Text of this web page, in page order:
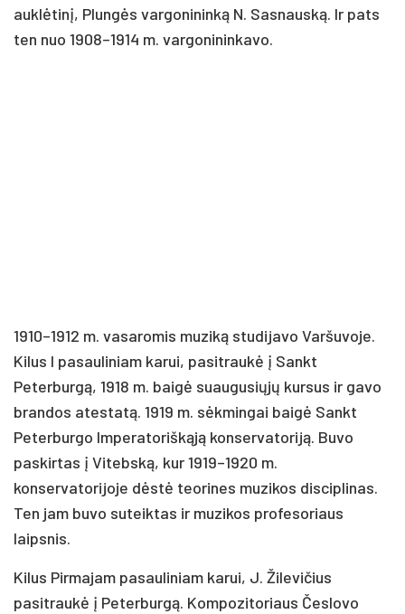
auklėtinį, Plungės vargonininką N. Sasnauską. Ir pats
ten nuo 1908–1914 m. vargonininkavo.
1910–1912 m. vasaromis muziką studijavo Varšuvoje.
Kilus I pasauliniam karui, pasitraukė į Sankt
Peterburgą, 1918 m. baigė suaugusiųjų kursus ir gavo
brandos atestatą. 1919 m. sėkmingai baigė Sankt
Peterburgo Imperatoriškąją konservatoriją. Buvo
paskirtas į Vitebską, kur 1919–1920 m.
konservatorijoje dėstė teorines muzikos disciplinas.
Ten jam buvo suteiktas ir muzikos profesoriaus
laipsnis.
Kilus Pirmajam pasauliniam karui, J. Žilevičius
pasitraukė į Peterburgą. Kompozitoriaus Česlovo